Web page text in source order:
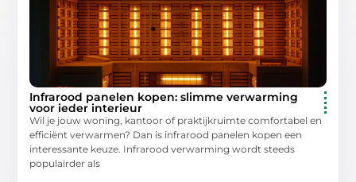
Infrarood panelen kopen: slimme verwarming
voor ieder interieur
Wil je jouw woning, kantoor of praktijkruimte comfortabel en
efficiënt verwarmen? Dan is infrarood panelen kopen een
interessante keuze. Infrarood verwarming wordt steeds
populairder als